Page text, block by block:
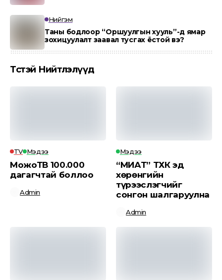
Нийгэм
Таны бодлоор “Оршуулгын хууль”-д ямар
зохицуулалт заавал тусгах ёстой вэ?
Төсөөтэй Нийтлэлүүд
TV Мэдээ
МожоТВ 100.000
дагагчтай боллоо
Admin
Мэдээ
“МИАТ” ТӨХК эд
хөрөнгийн
түрээслэгчийг
сонгон шалгаруулна
Admin